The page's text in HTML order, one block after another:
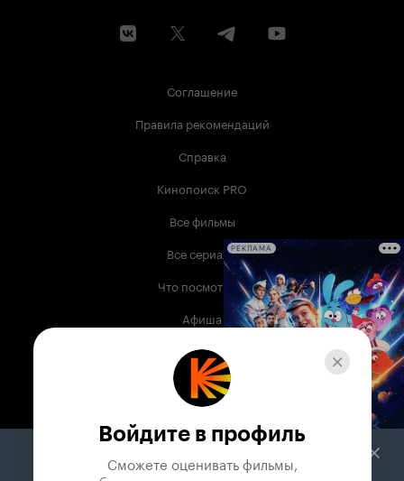
Соглашение
Правила рекомендаций
Справка
Кинопоиск PRO
Все фильмы
Все сериалы
Что посмотреть
Афиша
Музыка
Телепрограмма
Служба поддержки
РЕКЛАМА
Войдите в профиль
Сможете оценивать фильмы,